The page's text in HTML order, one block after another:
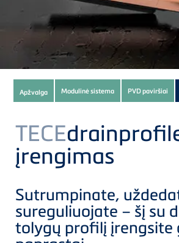
Subnavigation
of
current
Product
Apžvalga Modulinė sistema PVD paviršiai
TECE
įrengimas
Sutrumpinate,
sureguliuojate – šį su
tolygų profilį įrengsite